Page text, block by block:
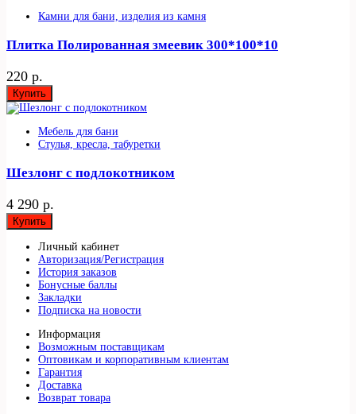
Камни для бани, изделия из камня
Плитка Полированная змеевик 300*100*10
220 р.
Купить
Мебель для бани
Стулья, кресла, табуретки
Шезлонг с подлокотником
4 290 р.
Купить
Личный кабинет
Авторизация/Регистрация
История заказов
Бонусные баллы
Закладки
Подписка на новости
Информация
Возможным поставщикам
Оптовикам и корпоративным клиентам
Гарантия
Доставка
Возврат товара